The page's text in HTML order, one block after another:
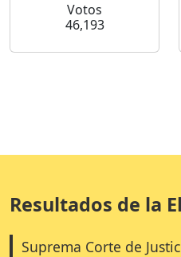
Votos
46,193
Resultados de la
Suprema Corte de